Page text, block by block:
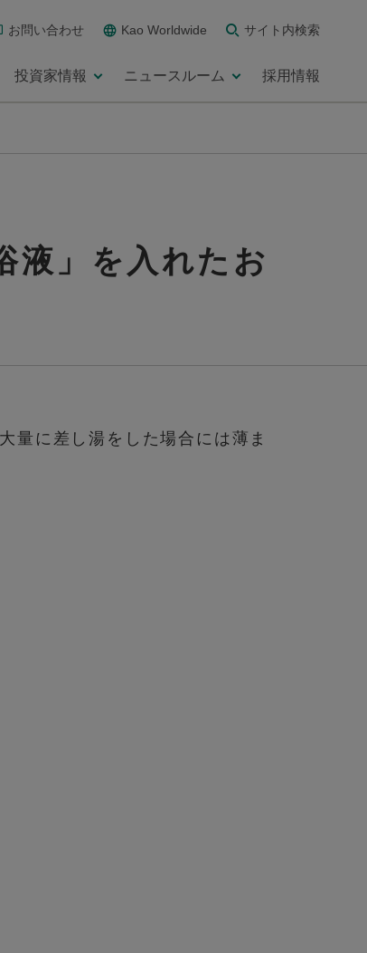
お問い合わせ Kao Worldwide サイト内検索
投資家情報 ニュースルーム 採用情報
液」を入れたお
量に差し湯をした場合には薄ま